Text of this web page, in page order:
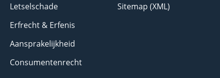
Letselschade
Erfrecht & Erfenis
Aansprakelijkheid
Consumentenrecht
Sitemap (XML)